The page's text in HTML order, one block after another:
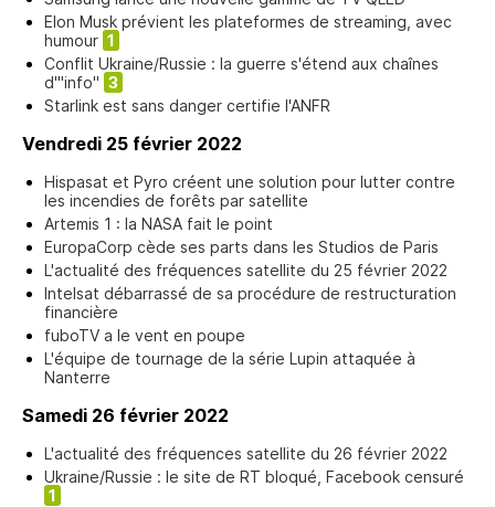
Elon Musk prévient les plateformes de streaming, avec
humour 1
Conflit Ukraine/Russie : la guerre s'étend aux chaînes
d'"info" 3
Starlink est sans danger certifie l'ANFR
Vendredi 25 février 2022
Hispasat et Pyro créent une solution pour lutter contre
les incendies de forêts par satellite
Artemis 1 : la NASA fait le point
EuropaCorp cède ses parts dans les Studios de Paris
L'actualité des fréquences satellite du 25 février 2022
Intelsat débarrassé de sa procédure de restructuration
financière
fuboTV a le vent en poupe
L'équipe de tournage de la série Lupin attaquée à
Nanterre
Samedi 26 février 2022
L'actualité des fréquences satellite du 26 février 2022
Ukraine/Russie : le site de RT bloqué, Facebook censuré
1